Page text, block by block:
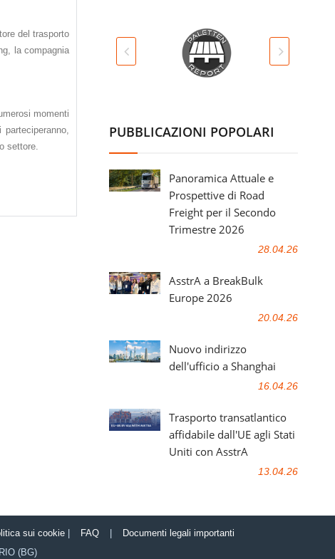
del trasporto
la compagnia
momenti
settore.
PUBBLICAZIONI POPOLARI
Panoramica Attuale e
Prospettive di Road
Freight per il Secondo
Trimestre 2026
28.04.26
AsstrA a BreakBulk
Europe 2026
20.04.26
Nuovo indirizzo
dell'ufficio a Shanghai
16.04.26
Trasporto transatlantico
affidabile dall'UE agli Stati
Uniti con AsstrA
13.04.26
sui cookie FAQ
Documenti legali importanti
(BG)